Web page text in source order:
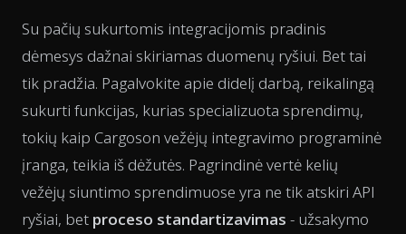
Su pačių sukurtomis integracijomis pradinis
dėmesys dažnai skiriamas duomenų ryšiui. Bet tai
tik pradžia. Pagalvokite apie didelį darbą, reikalingą
sukurti funkcijas, kurias specializuota sprendimų,
tokių kaip Cargoson vežėjų integravimo programinė
įranga, teikia iš dėžutės. Pagrindinė vertė kelių
vežėjų siuntimo sprendimuose yra ne tik atskiri API
ryšiai, bet proceso standartizavimas - užsakymo